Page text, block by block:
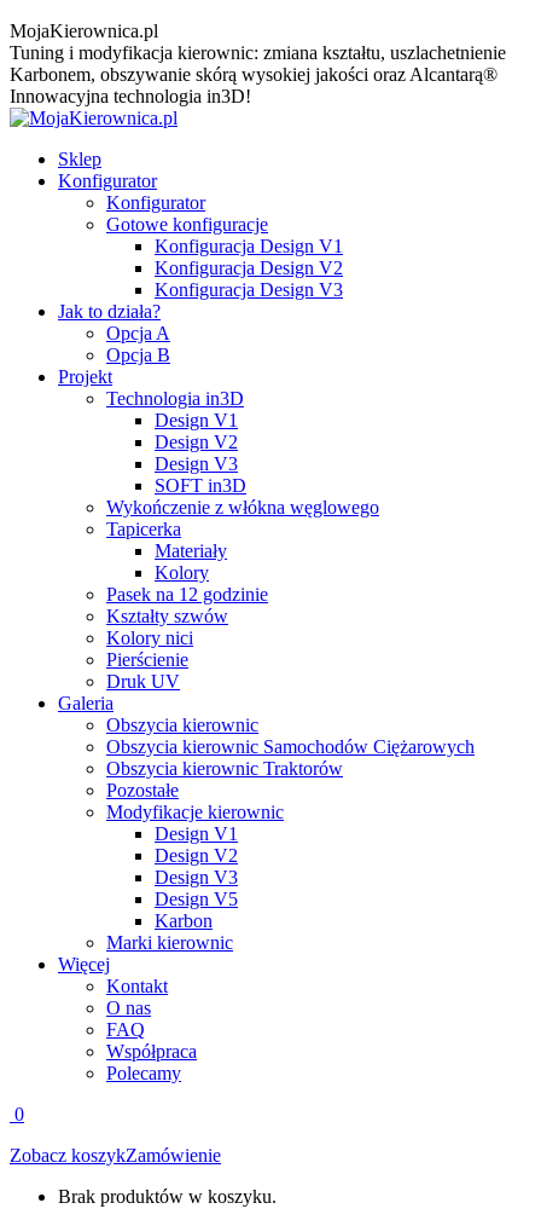
MojaKierownica.pl
Tuning i modyfikacja kierownic: zmiana kształtu, uszlachetnienie
Karbonem, obszywanie skórą wysokiej jakości oraz Alcantarą®
Innowacyjna technologia in3D!
Sklep
Konfigurator
Konfigurator
Gotowe konfiguracje
Konfiguracja Design V1
Konfiguracja Design V2
Konfiguracja Design V3
Jak to działa?
Opcja A
Opcja B
Projekt
Technologia in3D
Design V1
Design V2
Design V3
SOFT in3D
Wykończenie z włókna węglowego
Tapicerka
Materiały
Kolory
Pasek na 12 godzinie
Kształty szwów
Kolory nici
Pierścienie
Druk UV
Galeria
Obszycia kierownic
Obszycia kierownic Samochodów Ciężarowych
Obszycia kierownic Traktorów
Pozostałe
Modyfikacje kierownic
Design V1
Design V2
Design V3
Design V5
Karbon
Marki kierownic
Więcej
Kontakt
O nas
FAQ
Współpraca
Polecamy
0
Zobacz koszykZamówienie
Brak produktów w koszyku.